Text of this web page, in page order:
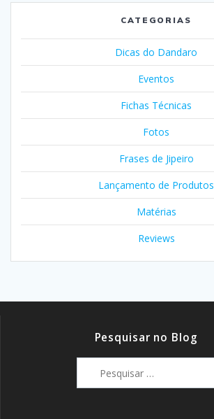
CATEGORIAS
Dicas do Dandaro
Eventos
Fichas Técnicas
Fotos
Frases de Jipeiro
Lançamento de Produtos
Matérias
Reviews
Pesquisar no Blog